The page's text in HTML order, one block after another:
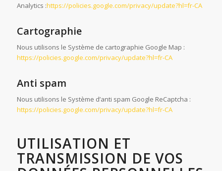
Analytics :https://policies.google.com/privacy/update?hl=fr-CA
Cartographie
Nous utilisons le Système de cartographie Google Map :
https://policies.google.com/privacy/update?hl=fr-CA
Anti spam
Nous utilisons le Système d’anti spam Google ReCaptcha :
https://policies.google.com/privacy/update?hl=fr-CA
UTILISATION ET
TRANSMISSION DE VOS